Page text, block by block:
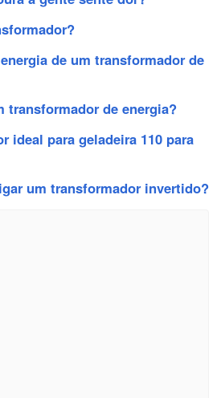
de um transformador de
transformador de energia?
ideal para geladeira 110 para
um transformador invertido?